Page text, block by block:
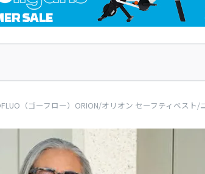
（ゴーフロー）ORION/オリオン セーフティベスト/